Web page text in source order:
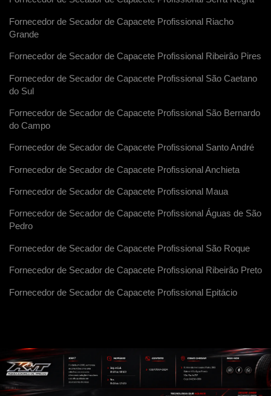
Fornecedor de Secador de Capacete Profissional Riacho
Grande
Fornecedor de Secador de Capacete Profissional Ribeirão Pires
Fornecedor de Secador de Capacete Profissional São Caetano
do Sul
Fornecedor de Secador de Capacete Profissional São Bernardo
do Campo
Fornecedor de Secador de Capacete Profissional Santo André
Fornecedor de Secador de Capacete Profissional Anchieta
Fornecedor de Secador de Capacete Profissional Maua
Fornecedor de Secador de Capacete Profissional Águas de São
Pedro
Fornecedor de Secador de Capacete Profissional São Roque
Fornecedor de Secador de Capacete Profissional Ribeirão Preto
Fornecedor de Secador de Capacete Profissional Epitácio